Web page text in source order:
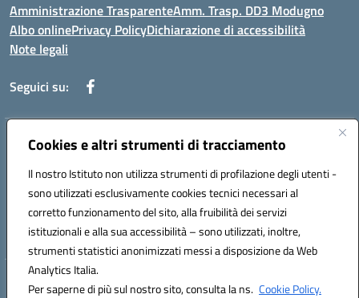
Cookies e altri strumenti di tracciamento
Il nostro Istituto non utilizza strumenti di profilazione degli utenti -
sono utilizzati esclusivamente cookies tecnici necessari al
corretto funzionamento del sito, alla fruibilità dei servizi
istituzionali e alla sua accessibilità – sono utilizzati, inoltre,
strumenti statistici anonimizzati messi a disposizione da Web
Analytics Italia.
Per saperne di più sul nostro sito, consulta la ns. Cookie Policy.
Amministrazione TrasparenteAmm. Trasp. DD3 Modugno
Albo onlinePrivacy PolicyDichiarazione di accessibilità
Note legali
Seguici su:
Indirizzo:Via Magna Grecia, 1 - 70026 Modugno (Bari)
Posta elettronica certificata (PEC):baic8ap005@pec.istruzione.it
Codice fiscale: 93548950729
Codice meccanografico: BAIC8AP005
Hosting & Powered by 3D Solution S.r.l.